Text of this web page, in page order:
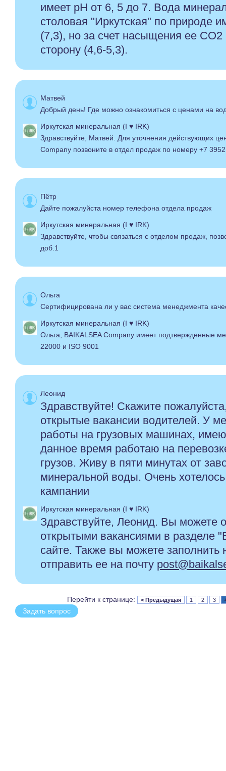
имеет рН от 6, 5 до 7. Вода
столовая "Иркутская" по природе
(7,3), но за счет насыщения ее СО2
сторону (4,6-5,3).
Матвей
Добрый день! Где можно ознакомиться с ценами на
Иркутская минеральная (I ♥ IRK)
Здравствуйте, Матвей. Для уточнения действующих
Company позвоните в отдел продаж по номеру +7
Пётр
Дайте пожалуйста номер телефона отдела продаж
Иркутская минеральная (I ♥ IRK)
Здравствуйте, чтобы связаться с отделом продаж,
доб.1
Ольга
Сертифицирована ли у вас система менеджмента
Иркутская минеральная (I ♥ IRK)
Ольга, BAIKALSEA Company имеет подтвержденные
22000 и ISO 9001
Леонид
Здравствуйте! Скажите
открытые вакансии водителей. У
работы на грузовых машинах,
данное время работаю на
грузов. Живу в пяти минутах от
минеральной воды. Очень
кампании
Иркутская минеральная (I ♥ IRK)
Здравствуйте, Леонид. Вы можете
открытыми вакансиями в разделе
сайте. Также вы можете заполнить
отправить ее на почту
Перейти к странице: < Предыдущая 1 2 3
Задать вопрос